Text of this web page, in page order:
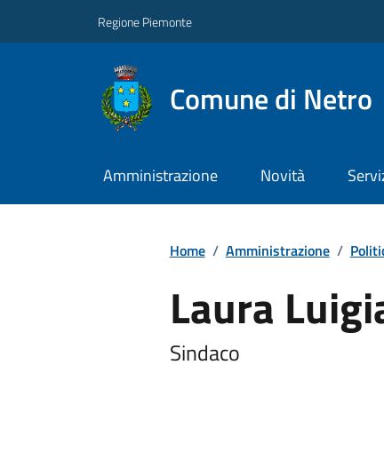
Regione Piemonte
Comune di Netro
Amministrazione Novità
Home / Amministrazione /
Laura
Sindaco